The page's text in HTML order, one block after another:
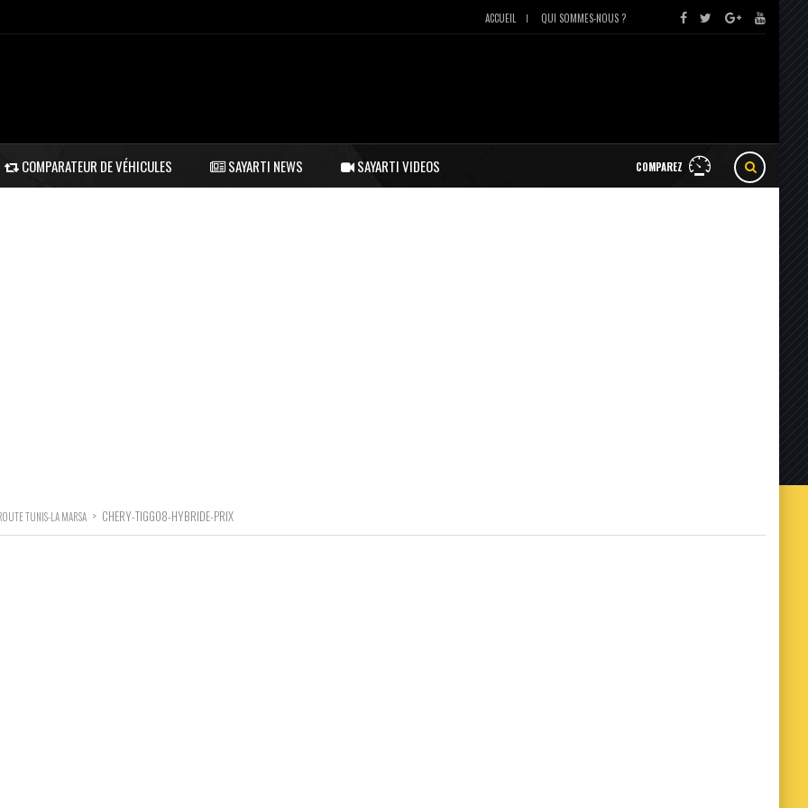
ACCUEIL QUI SOMMES-NOUS ?
COMPAREZ
COMPARATEUR DE VÉHICULES SAYARTI NEWS SAYARTI VIDEOS
TUNIS-LA MARSA > CHERY-TIGGO8-HYBRIDE-PRIX